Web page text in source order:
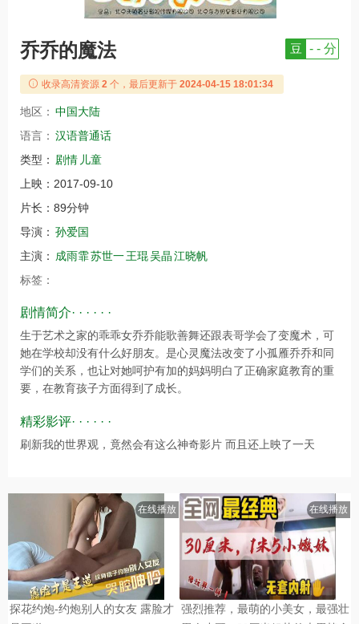
乔乔的魔法 豆 - - 分
收录高清资源 2 个，最后更新于 2024-04-15 18:01:34
地区： 中国大陆
语言： 汉语普通话
类型： 剧情 儿童
上映： 2017-09-10
片长： 89分钟
导演： 孙爱国
主演： 成雨霏苏世一王琨吴晶江晓帆
标签：
剧情简介· · · · · ·
生于艺术之家的乖乖女乔乔能歌善舞还跟表哥学会了变魔术，可
她在学校却没有什么好朋友。是心灵魔法改变了小孤雁乔乔和同
学们的关系，也让对她呵护有加的妈妈明白了正确家庭教育的重
要，在教育孩子方面得到了成长。
精彩影评· · · · · ·
刷新我的世界观，竟然会有这么神奇影片 而且还上映了一天